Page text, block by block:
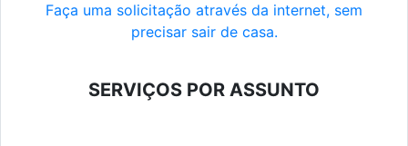
Faça uma solicitação através da internet, sem
precisar sair de casa.
SERVIÇOS POR ASSUNTO